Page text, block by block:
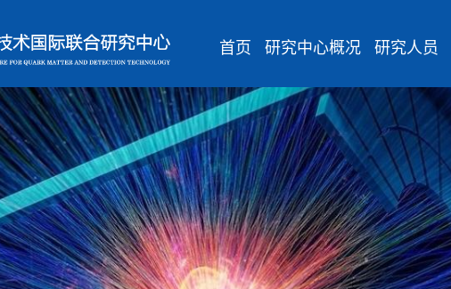
首页 研究中心概况 研究人员